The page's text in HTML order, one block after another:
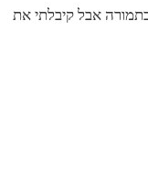
אבל קיבלתי את